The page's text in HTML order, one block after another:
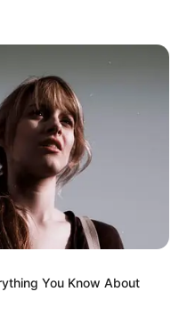
y, si lo
canela.
hasta que
estén bien
jugosa.
You Know About